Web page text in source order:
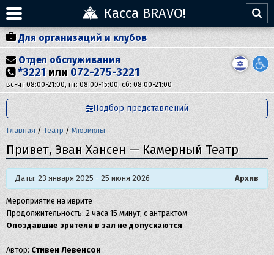
Касса BRAVO!
Для организаций и клубов
Отдел обслуживания
*3221 или 072-275-3221
вс-чт 08:00-21:00, пт: 08:00-15:00, сб: 08:00-21:00
Подбор представлений
Главная / Театр / Мюзиклы
Привет, Эван Хансен — Камерный Театр
Архив
Даты: 23 января 2025 - 25 июня 2026
Мероприятие на иврите
Продолжительность: 2 часа 15 минут, с антрактом
Опоздавшие зрители в зал не допускаются
Автор: Стивен Левенсон